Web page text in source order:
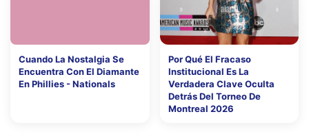
Cuando La Nostalgia Se
Encuentra Con El Diamante
En Phillies - Nationals
Por Qué El Fracaso
Institucional Es La
Verdadera Clave Oculta
Detrás Del Torneo De
Montreal 2026